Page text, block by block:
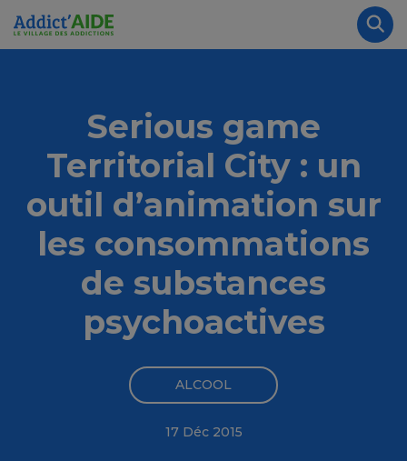
Aller au contenu principal
Serious game
Territorial City : un
outil d’animation sur
les consommations
de substances
psychoactives
ALCOOL
17 Déc 2015
Panneau de gestion des cookies